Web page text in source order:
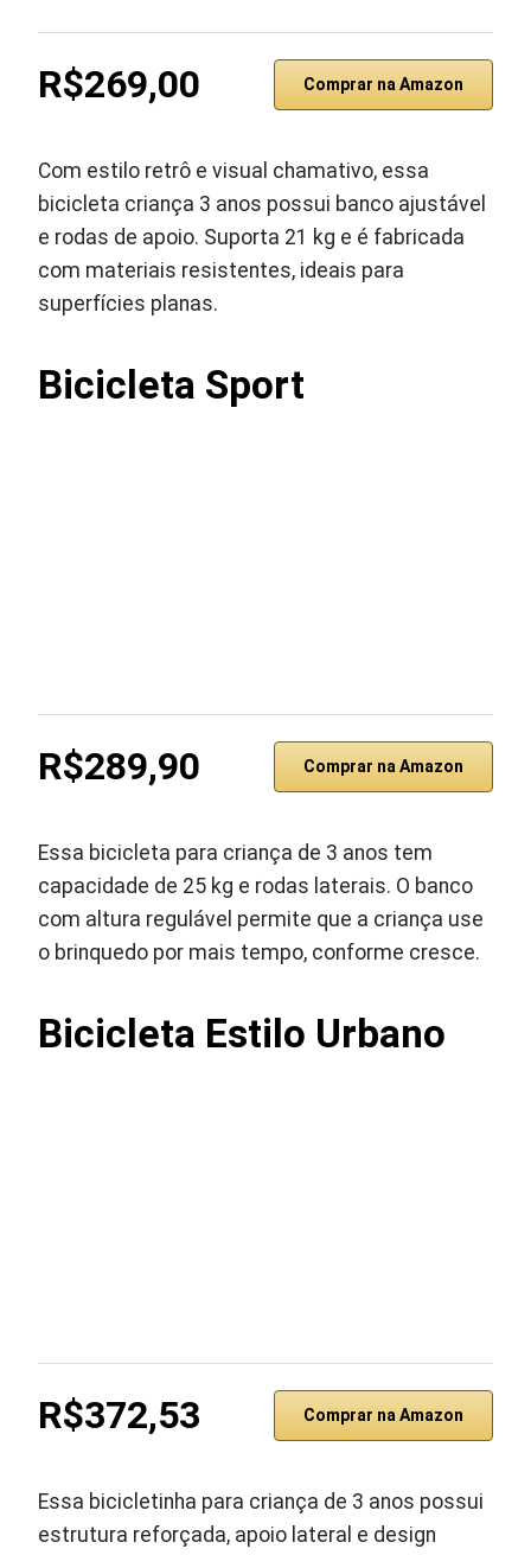
R$269,00 Comprar na Amazon
Com estilo retrô e visual chamativo, essa
bicicleta criança 3 anos possui banco ajustável
e rodas de apoio. Suporta 21 kg e é fabricada
com materiais resistentes, ideais para
superfícies planas.
Bicicleta Sport
R$289,90 Comprar na Amazon
Essa bicicleta para criança de 3 anos tem
capacidade de 25 kg e rodas laterais. O banco
com altura regulável permite que a criança use
o brinquedo por mais tempo, conforme cresce.
Bicicleta Estilo Urbano
R$372,53 Comprar na Amazon
Essa bicicletinha para criança de 3 anos possui
estrutura reforçada, apoio lateral e design